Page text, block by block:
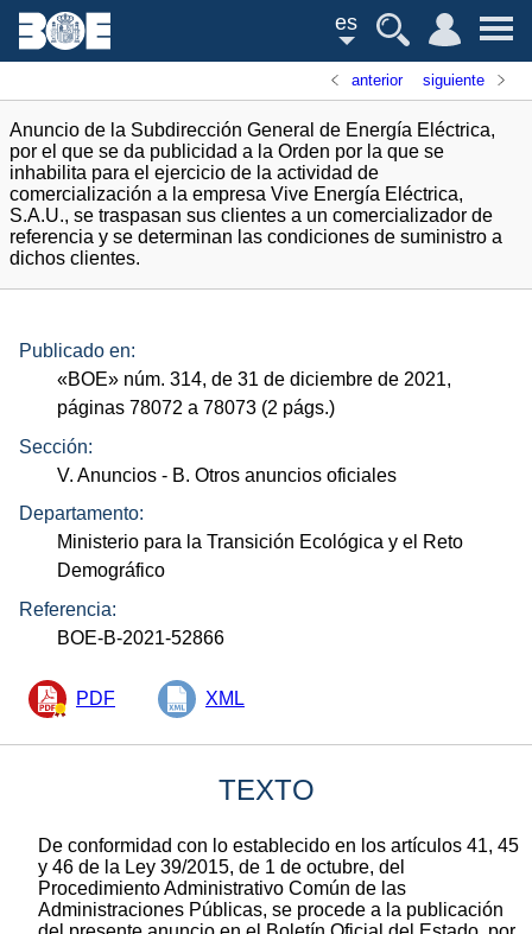
es
anterior siguiente
Anuncio de la Subdirección General de Energía Eléctrica,
por el que se da publicidad a la Orden por la que se
inhabilita para el ejercicio de la actividad de
comercialización a la empresa Vive Energía Eléctrica,
S.A.U., se traspasan sus clientes a un comercializador de
referencia y se determinan las condiciones de suministro a
dichos clientes.
Publicado en:
«BOE» núm. 314, de 31 de diciembre de 2021,
páginas 78072 a 78073 (2 págs.)
Sección:
V. Anuncios - B. Otros anuncios oficiales
Departamento:
Ministerio para la Transición Ecológica y el Reto
Demográfico
Referencia:
BOE-B-2021-52866
PDF XML
TEXTO
De conformidad con lo establecido en los artículos 41, 45
y 46 de la Ley 39/2015, de 1 de octubre, del
Procedimiento Administrativo Común de las
Administraciones Públicas, se procede a la publicación